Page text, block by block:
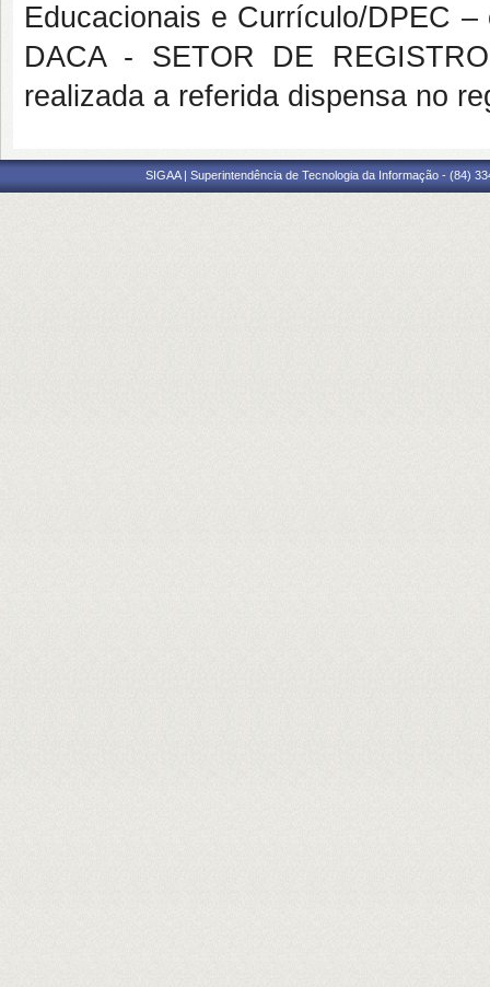
Educacionais e Currículo/DPEC
DACA - SETOR DE
realizada a referida dispensa no
SIGAA | Superintendência de Tecnologia da Informação - (84)